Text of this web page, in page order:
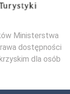
Ministerstwa
dostępności
dla osób